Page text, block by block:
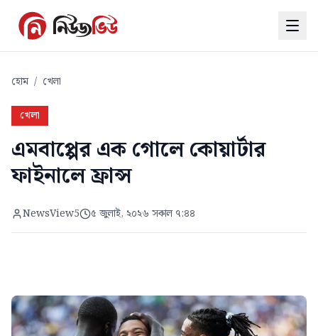
হোম / খেলা
খেলা
এমবাপ্পের এক গোলে কোয়ার্টার
ফাইনালে ফ্রান্স
NewsView5 ৫ জুলাই, ২০২৬ সকাল ৭:৪৪